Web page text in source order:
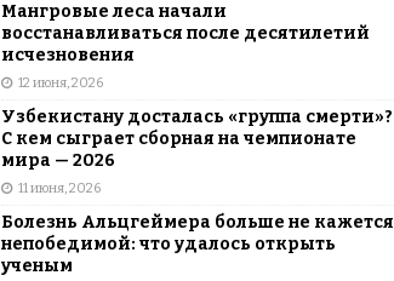
Мангровые леса начали
восстанавливаться после десятилетий
исчезновения
12 июня, 2026
Узбекистану досталась «группа смерти»?
С кем сыграет сборная на чемпионате
мира — 2026
11 июня, 2026
Болезнь Альцгеймера больше не кажется
непобедимой: что удалось открыть
ученым